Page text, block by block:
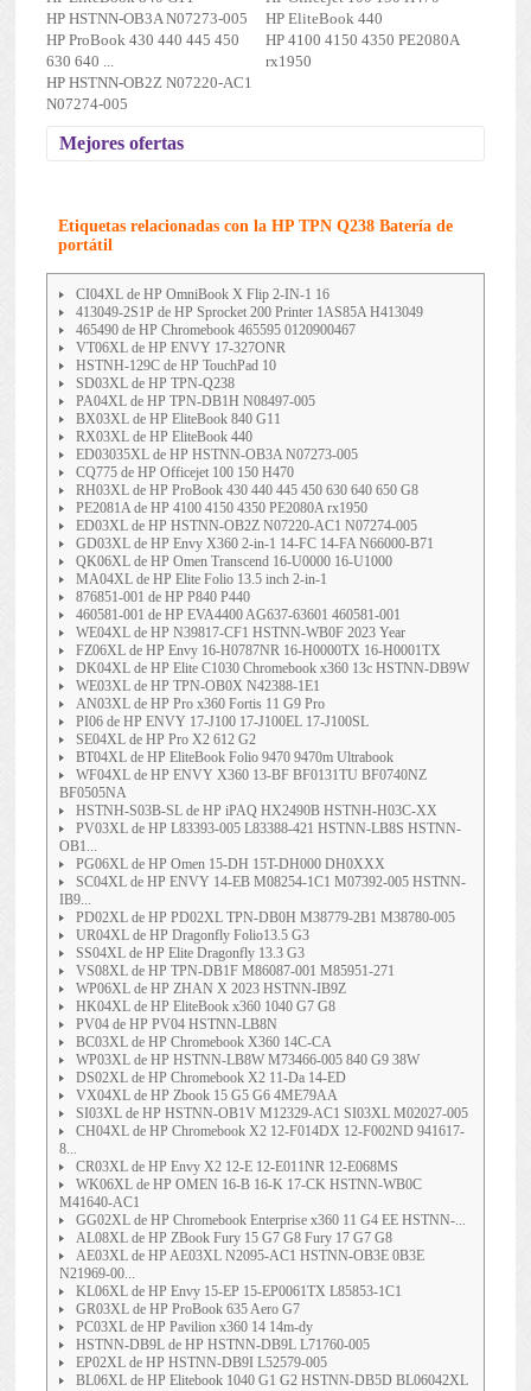
HP HSTNN-OB3A N07273-005
HP EliteBook 440
HP ProBook 430 440 445 450
630 640 ...
HP 4100 4150 4350 PE2080A
rx1950
HP HSTNN-OB2Z N07220-AC1
N07274-005
Mejores ofertas
Etiquetas relacionadas con la HP TPN Q238 Batería de
portátil
CI04XL de HP OmniBook X Flip 2-IN-1 16
413049-2S1P de HP Sprocket 200 Printer 1AS85A H413049
465490 de HP Chromebook 465595 0120900467
VT06XL de HP ENVY 17-327ONR
HSTNH-129C de HP TouchPad 10
SD03XL de HP TPN-Q238
PA04XL de HP TPN-DB1H N08497-005
BX03XL de HP EliteBook 840 G11
RX03XL de HP EliteBook 440
ED03035XL de HP HSTNN-OB3A N07273-005
CQ775 de HP Officejet 100 150 H470
RH03XL de HP ProBook 430 440 445 450 630 640 650 G8
PE2081A de HP 4100 4150 4350 PE2080A rx1950
ED03XL de HP HSTNN-OB2Z N07220-AC1 N07274-005
GD03XL de HP Envy X360 2-in-1 14-FC 14-FA N66000-B71
QK06XL de HP Omen Transcend 16-U0000 16-U1000
MA04XL de HP Elite Folio 13.5 inch 2-in-1
876851-001 de HP P840 P440
460581-001 de HP EVA4400 AG637-63601 460581-001
WE04XL de HP N39817-CF1 HSTNN-WB0F 2023 Year
FZ06XL de HP Envy 16-H0787NR 16-H0000TX 16-H0001TX
DK04XL de HP Elite C1030 Chromebook x360 13c HSTNN-DB9W
WE03XL de HP TPN-OB0X N42388-1E1
AN03XL de HP Pro x360 Fortis 11 G9 Pro
PI06 de HP ENVY 17-J100 17-J100EL 17-J100SL
SE04XL de HP Pro X2 612 G2
BT04XL de HP EliteBook Folio 9470 9470m Ultrabook
WF04XL de HP ENVY X360 13-BF BF0131TU BF0740NZ
BF0505NA
HSTNH-S03B-SL de HP iPAQ HX2490B HSTNH-H03C-XX
PV03XL de HP L83393-005 L83388-421 HSTNN-LB8S HSTNN-
OB1...
PG06XL de HP Omen 15-DH 15T-DH000 DH0XXX
SC04XL de HP ENVY 14-EB M08254-1C1 M07392-005 HSTNN-
IB9...
PD02XL de HP PD02XL TPN-DB0H M38779-2B1 M38780-005
UR04XL de HP Dragonfly Folio13.5 G3
SS04XL de HP Elite Dragonfly 13.3 G3
VS08XL de HP TPN-DB1F M86087-001 M85951-271
WP06XL de HP ZHAN X 2023 HSTNN-IB9Z
HK04XL de HP EliteBook x360 1040 G7 G8
PV04 de HP PV04 HSTNN-LB8N
BC03XL de HP Chromebook X360 14C-CA
WP03XL de HP HSTNN-LB8W M73466-005 840 G9 38W
DS02XL de HP Chromebook X2 11-Da 14-ED
VX04XL de HP Zbook 15 G5 G6 4ME79AA
SI03XL de HP HSTNN-OB1V M12329-AC1 SI03XL M02027-005
CH04XL de HP Chromebook X2 12-F014DX 12-F002ND 941617-
8...
CR03XL de HP Envy X2 12-E 12-E011NR 12-E068MS
WK06XL de HP OMEN 16-B 16-K 17-CK HSTNN-WB0C
M41640-AC1
GG02XL de HP Chromebook Enterprise x360 11 G4 EE HSTNN-...
AL08XL de HP ZBook Fury 15 G7 G8 Fury 17 G7 G8
AE03XL de HP AE03XL N2095-AC1 HSTNN-OB3E 0B3E
N21969-00...
KL06XL de HP Envy 15-EP 15-EP0061TX L85853-1C1
GR03XL de HP ProBook 635 Aero G7
PC03XL de HP Pavilion x360 14 14m-dy
HSTNN-DB9L de HP HSTNN-DB9L L71760-005
EP02XL de HP HSTNN-DB9I L52579-005
BL06XL de HP Elitebook 1040 G1 G2 HSTNN-DB5D BL06042XL